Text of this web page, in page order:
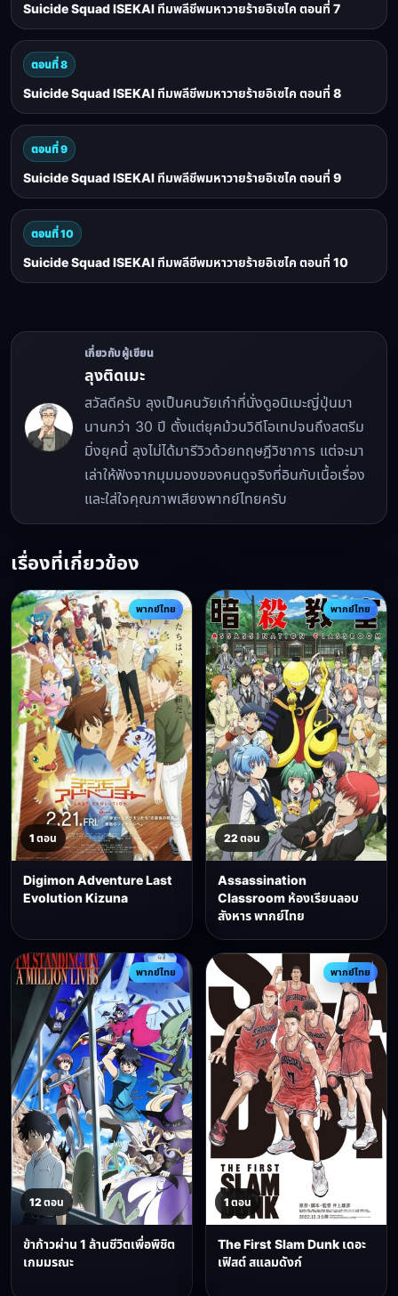
Suicide Squad ISEKAI ทีมพลีชีพมหาวายร้ายอิเซไค ตอนที่ 7
ตอนที่ 8
Suicide Squad ISEKAI ทีมพลีชีพมหาวายร้ายอิเซไค ตอนที่ 8
ตอนที่ 9
Suicide Squad ISEKAI ทีมพลีชีพมหาวายร้ายอิเซไค ตอนที่ 9
ตอนที่ 10
Suicide Squad ISEKAI ทีมพลีชีพมหาวายร้ายอิเซไค ตอนที่ 10
เกี่ยวกับผู้เขียน
ลุงติดเมะ
สวัสดีครับ ลุงเป็นคนวัยเก๋าที่นั่งดูอนิเมะญี่ปุ่นมา
นานกว่า 30 ปี ตั้งแต่ยุคม้วนวิดีโอเทปจนถึงสตรีม
มิ่งยุคนี้ ลุงไม่ได้มารีวิวด้วยทฤษฎีวิชาการ แต่จะมา
เล่าให้ฟังจากมุมมองของคนดูจริงที่อินกับเนื้อเรื่อง
และใส่ใจคุณภาพเสียงพากย์ไทยครับ
เรื่องที่เกี่ยวข้อง
พากย์ไทย
1 ตอน
Digimon Adventure Last
Evolution Kizuna
พากย์ไทย
22 ตอน
Assassination
Classroom ห้องเรียนลอบ
สังหาร พากย์ไทย
พากย์ไทย
12 ตอน
ข้าก้าวผ่าน 1 ล้านชีวิตเพื่อพิชิต
เกมมรณะ
พากย์ไทย
1 ตอน
The First Slam Dunk เดอะ
เฟิสต์ สแลมดังก์